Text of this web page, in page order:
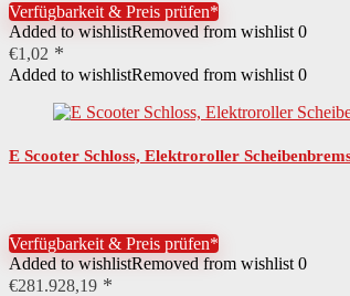
Verfügbarkeit & Preis prüfen*
Added to wishlistRemoved from wishlist 0
€1,02
Added to wishlistRemoved from wishlist 0
E Scooter Schloss, Elektroroller
Verfügbarkeit & Preis prüfen*
Added to wishlistRemoved from wishlist 0
€281.928,19